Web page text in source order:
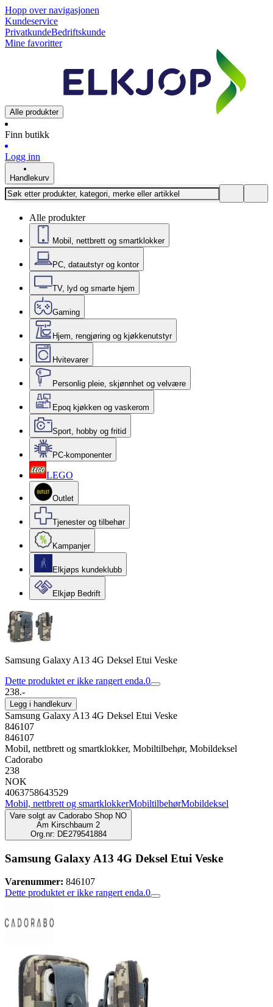
Hopp over navigasjonen
Kundeservice
PrivatkundeBedriftskunde
Mine favoritter
Alle produkter
Finn butikk
Logg inn
Handlekurv
Alle produkter
Mobil, nettbrett og smartklokker
PC, datautstyr og kontor
TV, lyd og smarte hjem
Gaming
Hjem, rengjøring og kjøkkenutstyr
Hvitevarer
Personlig pleie, skjønnhet og velvære
Epoq kjøkken og vaskerom
Sport, hobby og fritid
PC-komponenter
LEGO
Outlet
Tjenester og tilbehør
Kampanjer
Elkjøps kundeklubb
Elkjøp Bedrift
Samsung Galaxy A13 4G Deksel Etui Veske
Dette produktet er ikke rangert enda.0
238.-
Legg i handlekurv
Samsung Galaxy A13 4G Deksel Etui Veske
846107
846107
Mobil, nettbrett og smartklokker, Mobiltilbehør, Mobildeksel
Cadorabo
238
NOK
4063758643529
Mobil, nettbrett og smartklokkerMobiltilbehørMobildeksel
Vare solgt av Cadorabo Shop NO
Am Kirschbaum 2
Org.nr: DE279541884
Samsung Galaxy A13 4G Deksel Etui Veske
Varenummer: 846107
Dette produktet er ikke rangert enda.0